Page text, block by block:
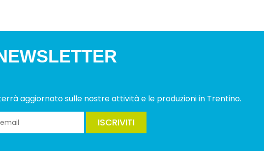
aggiornato sulle nostre attività e le produzioni in Trentino.
ISCRIVITI